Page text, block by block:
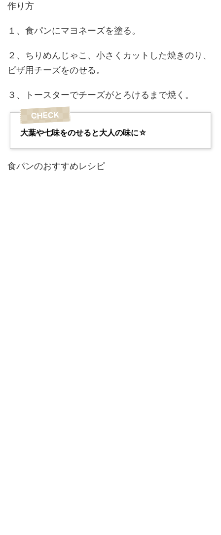
作り方
１、食パンにマヨネーズを塗る。
２、ちりめんじゃこ、小さくカットした焼きのり、
ピザ用チーズをのせる。
３、トースターでチーズがとろけるまで焼く。
大葉や七味をのせると大人の味に☆
食パンのおすすめレシピ